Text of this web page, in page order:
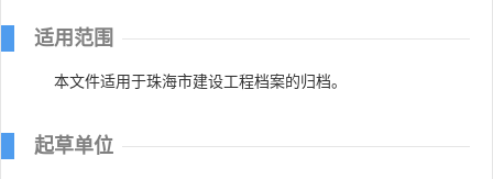
适用范围
本文件适用于珠海市建设工程档案的归档。
起草单位